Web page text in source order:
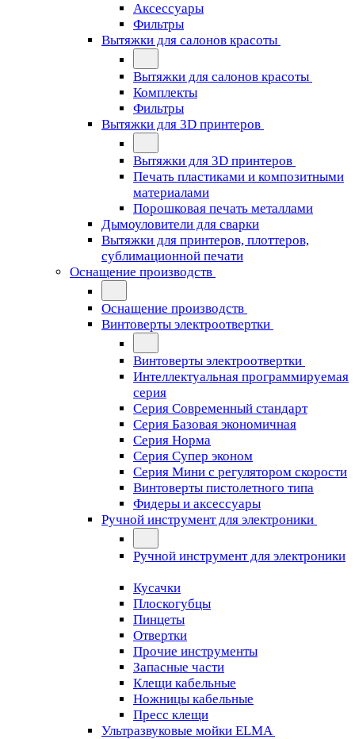
Аксессуары
Фильтры
Вытяжки для салонов красоты
Вытяжки для салонов красоты
Комплекты
Фильтры
Вытяжки для 3D принтеров
Вытяжки для 3D принтеров
Печать пластиками и композитными
материалами
Порошковая печать металлами
Дымоуловители для сварки
Вытяжки для принтеров, плоттеров,
сублимационной печати
Оснащение производств
Оснащение производств
Винтоверты электроотвертки
Винтоверты электроотвертки
Интеллектуальная программируемая
серия
Серия Современный стандарт
Серия Базовая экономичная
Серия Норма
Серия Cупер эконом
Серия Мини с регулятором скорости
Винтоверты пистолетного типа
Фидеры и аксессуары
Ручной инструмент для электроники
Ручной инструмент для электроники
Кусачки
Плоскогубцы
Пинцеты
Отвертки
Прочие инструменты
Запасные части
Клещи кабельные
Ножницы кабельные
Пресс клещи
Ультразвуковые мойки ELMA